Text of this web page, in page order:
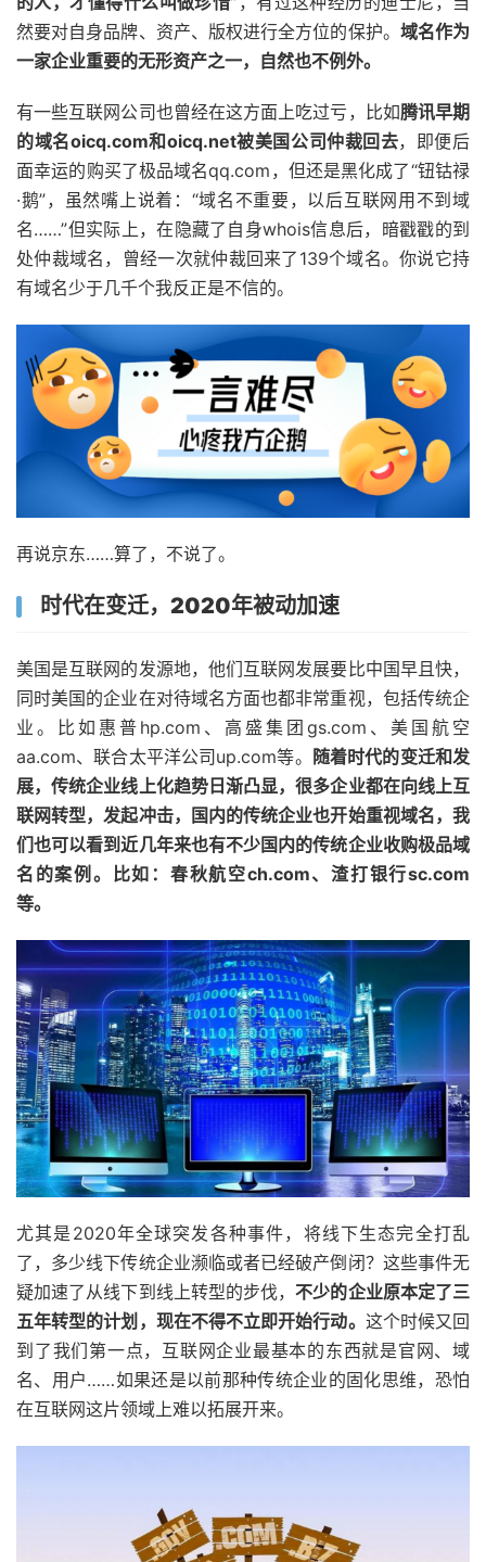
然要对自身品牌、资产、版权进行全方位的保护。 域名作为
一家企业重要的无形资产之一，自然也不例外。
有一些互联网公司也曾经在这方面上吃过亏，比如腾讯早期
的域名oicq.com和oicq.net被美国公司仲裁回去，即便后
面幸运的购买了极品域名qq.com，但还是黑化成了“钮钴禄
·鹅”，虽然嘴上说着：“域名不重要，以后互联网用不到域
名……”但实际上，在隐藏了自身whois信息后，暗戳戳的到
处仲裁域名，曾经一次就仲裁回来了139个域名。你说它持
有域名少于几千个我反正是不信的。
再说京东……算了，不说了。
时代在变迁，2020年被动加速
美国是互联网的发源地，他们互联网发展要比中国早且快，
同时美国的企业在对待域名方面也都非常重视，包括传统企
业。比如惠普hp.com、高盛集团gs.com、美国航空
aa.com、联合太平洋公司up.com等。 随着时代的变迁和发
展，传统企业线上化趋势日渐凸显，很多企业都在向线上互
联网转型，发起冲击，国内的传统企业也开始重视域名，我
们也可以看到近几年来也有不少国内的传统企业收购极品域
名的案例。比如：春秋航空ch.com、渣打银行sc.com
等。
尤其是2020年全球突发各种事件，将线下生态完全打乱
了，多少线下传统企业濒临或者已经破产倒闭？这些事件无
疑加速了从线下到线上转型的步伐，不少的企业原本定了三
五年转型的计划，现在不得不立即开始行动。 这个时候又回
到了我们第一点，互联网企业最基本的东西就是官网、域
名、用户……如果还是以前那种传统企业的固化思维，恐怕
在互联网这片领域上难以拓展开来。